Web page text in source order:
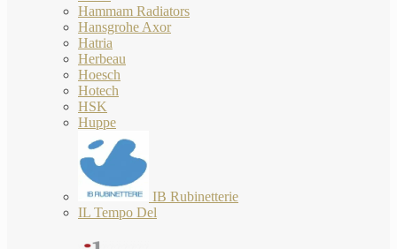
Hammam Radiators
Hansgrohe Axor
Hatria
Herbeau
Hoesch
Hotech
HSK
Huppe
IB Rubinetterie
IL Tempo Del